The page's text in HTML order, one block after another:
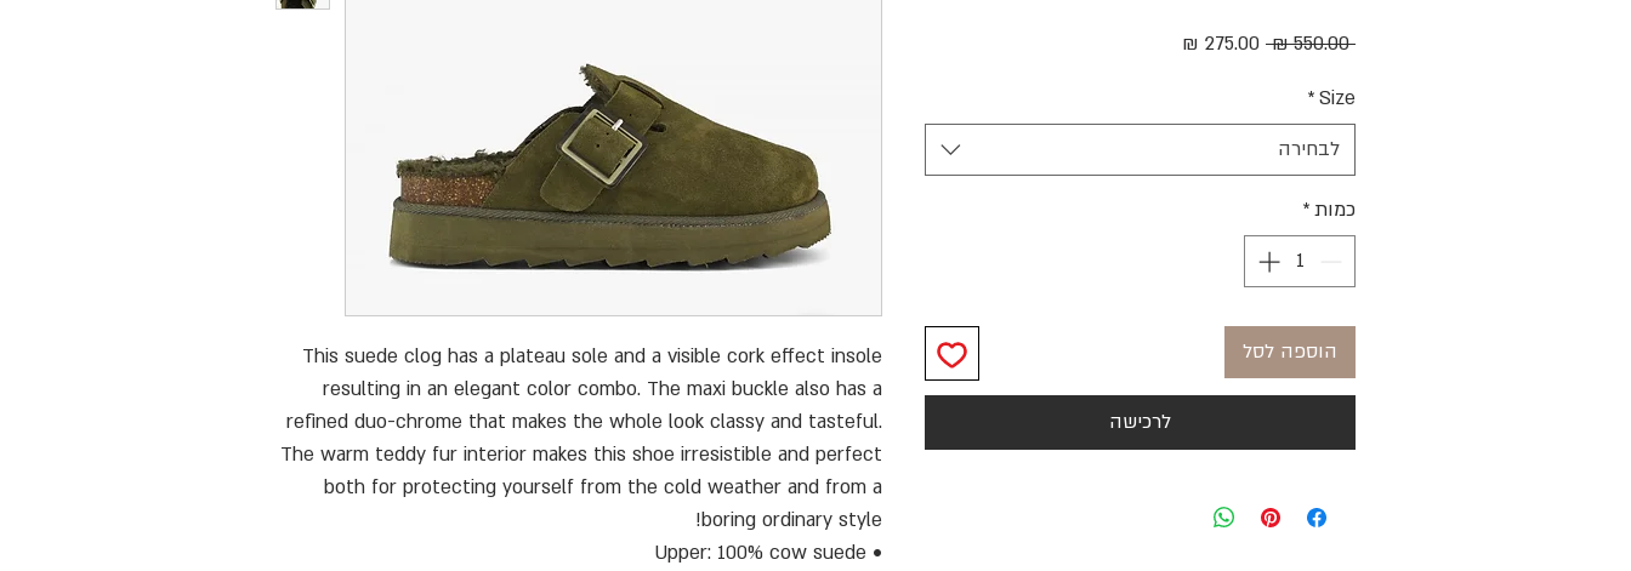
This suede clog has a plateau sole and a visible cork effect insole
resulting in an elegant color combo. The maxi buckle also has a
refined duo-chrome that makes the whole look classy and tasteful.
The warm teddy fur interior makes this shoe irresistible and perfect
both for protecting yourself from the cold weather and from a
boring ordinary style!
• Upper: 100% cow suede
‏550.00 ‏₪
מחיר
Size
*
לבחירה
כמות*
הוספה לסל
לרכישה